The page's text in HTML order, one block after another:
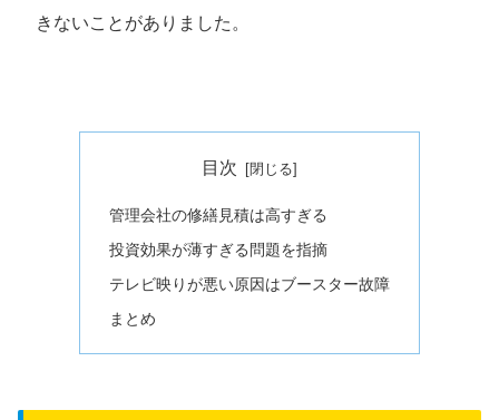
きないことがありました。
目次
管理会社の修繕見積は高すぎる
投資効果が薄すぎる問題を指摘
テレビ映りが悪い原因はブースター故障
まとめ